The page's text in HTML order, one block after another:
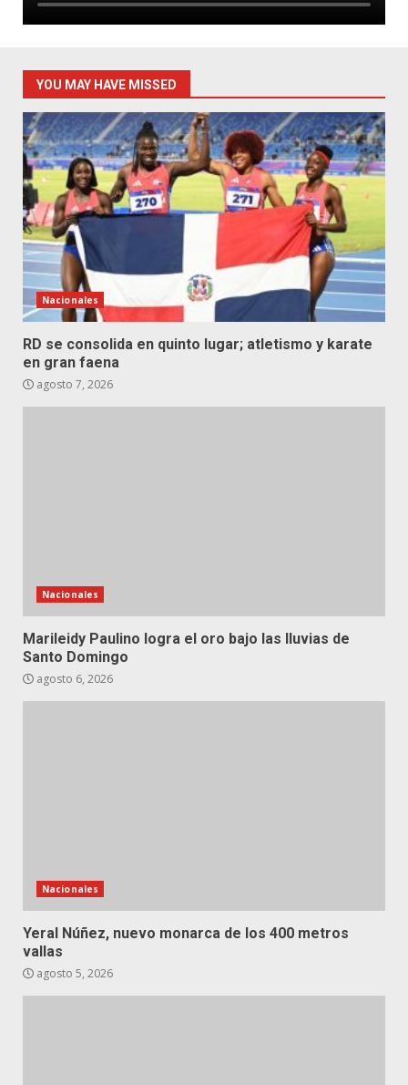
YOU MAY HAVE MISSED
Nacionales
RD se consolida en quinto lugar; atletismo y karate
en gran faena
agosto 7, 2026
Nacionales
Marileidy Paulino logra el oro bajo las lluvias de
Santo Domingo
agosto 6, 2026
Nacionales
Yeral Núñez, nuevo monarca de los 400 metros
vallas
agosto 5, 2026